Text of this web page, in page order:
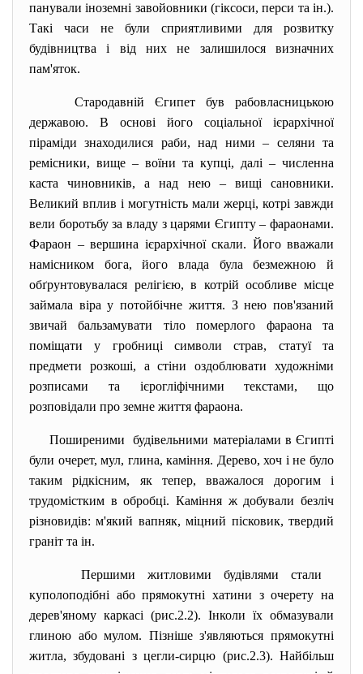
панували іноземні завойовники (гіксоси, перси та ін.).
Такі часи не були сприятливими для розвитку
будівництва і від них не залишилося визначних
пам'яток.
Стародавній Єгипет був рабовласницькою
державою. В основі його соціальної ієрархічної
піраміди знаходилися раби, над ними – селяни та
ремісники, вище – воїни та купці, далі – численна
каста чиновників, а над нею – вищі сановники.
Великий вплив і могутність мали жерці, котрі завжди
вели боротьбу за владу з царями Єгипту – фараонами.
Фараон – вершина ієрархічної скали. Його вважали
намісником бога, його влада була безмежною й
обґрунтовувалася релігією, в котрій особливе місце
займала віра у потойбічне життя. З нею пов'язаний
звичай бальзамувати тіло померлого фараона та
поміщати у гробниці символи страв, статуї та
предмети розкоші, а стіни оздоблювати художніми
розписами та ієрогліфічними текстами, що
розповідали про земне життя фараона.
Поширеними будівельними матеріалами в Єгипті
були очерет, мул, глина, каміння. Дерево, хоч і не було
таким рідкісним, як тепер, вважалося дорогим і
трудомістким в обробці. Каміння ж добували безліч
різновидів: м'який вапняк, міцний пісковик, твердий
граніт та ін.
Першими житловими будівлями стали
куполоподібні або прямокутні хатини з очерету на
дерев'яному каркасі (рис.2.2). Інколи їх обмазували
глиною або мулом. Пізніше з'являються прямокутні
житла, збудовані з цегли-сирцю (рис.2.3). Найбільш